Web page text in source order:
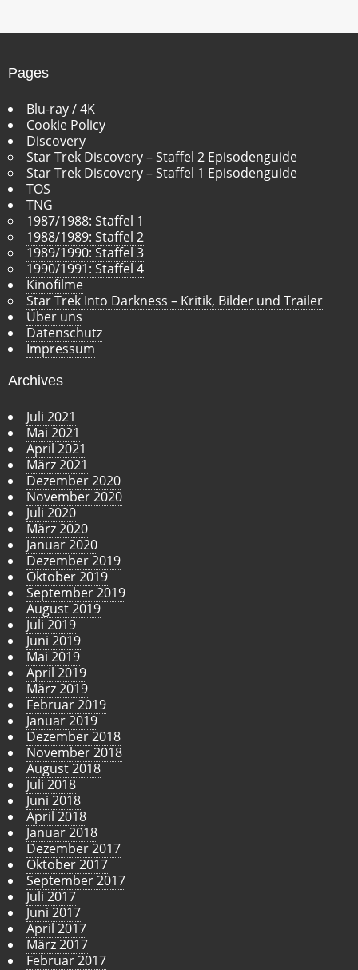
v
Pages
Blu-ray / 4K
Cookie Policy
Discovery
Star Trek Discovery – Staffel 2 Episodenguide
Star Trek Discovery – Staffel 1 Episodenguide
TOS
TNG
1987/1988: Staffel 1
1988/1989: Staffel 2
1989/1990: Staffel 3
1990/1991: Staffel 4
Kinofilme
Star Trek Into Darkness – Kritik, Bilder und Trailer
Über uns
Datenschutz
Impressum
Archives
Juli 2021
Mai 2021
April 2021
März 2021
Dezember 2020
November 2020
Juli 2020
März 2020
Januar 2020
Dezember 2019
Oktober 2019
September 2019
August 2019
Juli 2019
Juni 2019
Mai 2019
April 2019
März 2019
Februar 2019
Januar 2019
Dezember 2018
November 2018
August 2018
Juli 2018
Juni 2018
April 2018
Januar 2018
Dezember 2017
Oktober 2017
September 2017
Juli 2017
Juni 2017
April 2017
März 2017
Februar 2017